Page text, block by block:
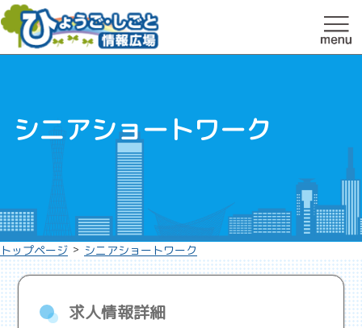
シニアショートワーク
トップページ > シニアショートワーク
求人情報詳細